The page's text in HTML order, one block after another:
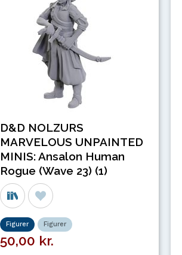
D&D NOLZURS
MARVELOUS UNPAINTED
MINIS: Ansalon Human
Rogue (Wave 23) (1)
Figurer Figurer
50,00 kr.